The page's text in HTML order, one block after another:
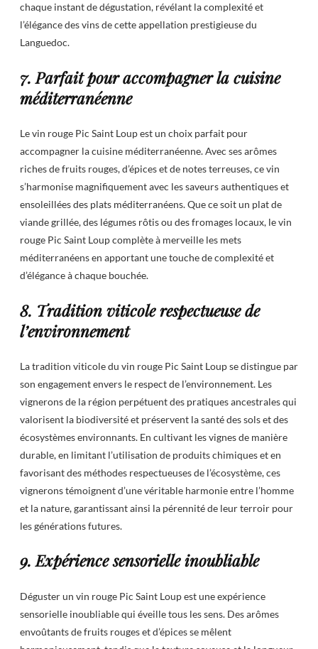
chaque instant de dégustation, révélant la complexité et
l’élégance des vins de cette appellation prestigieuse du
Languedoc.
7. Parfait pour accompagner la cuisine
méditerranéenne
Le vin rouge Pic Saint Loup est un choix parfait pour
accompagner la cuisine méditerranéenne. Avec ses arômes
riches de fruits rouges, d’épices et de notes terreuses, ce vin
s’harmonise magnifiquement avec les saveurs authentiques et
ensoleillées des plats méditerranéens. Que ce soit un plat de
viande grillée, des légumes rôtis ou des fromages locaux, le vin
rouge Pic Saint Loup complète à merveille les mets
méditerranéens en apportant une touche de complexité et
d’élégance à chaque bouchée.
8. Tradition viticole respectueuse de
l’environnement
La tradition viticole du vin rouge Pic Saint Loup se distingue par
son engagement envers le respect de l’environnement. Les
vignerons de la région perpétuent des pratiques ancestrales qui
valorisent la biodiversité et préservent la santé des sols et des
écosystèmes environnants. En cultivant les vignes de manière
durable, en limitant l’utilisation de produits chimiques et en
favorisant des méthodes respectueuses de l’écosystème, ces
vignerons témoignent d’une véritable harmonie entre l’homme
et la nature, garantissant ainsi la pérennité de leur terroir pour
les générations futures.
9. Expérience sensorielle inoubliable
Déguster un vin rouge Pic Saint Loup est une expérience
sensorielle inoubliable qui éveille tous les sens. Des arômes
envoûtants de fruits rouges et d’épices se mêlent